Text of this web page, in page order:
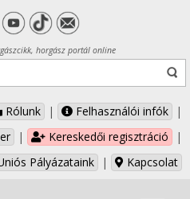
horgász portál online
Rólunk | Felhasználói infók
|
| Kereskedői regisztráció
|
Pályázataink
| Kapcsolat